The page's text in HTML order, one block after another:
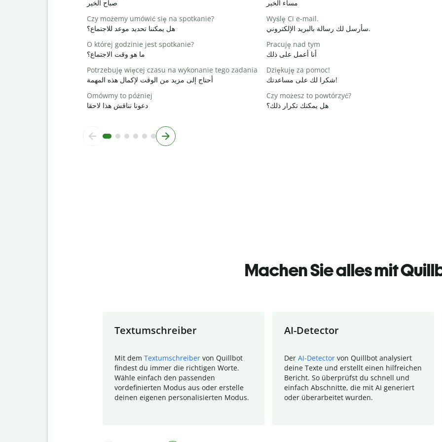
صباح الخير
مساء الخير
Czy możemy umówić się na spotkanie?
هل يمكننا تحديد موعد للاجتماع؟
Wyślę Ci e-mail.
سأرسل لك رسالة بالبريد الإلكتروني.
O której godzinie jest spotkanie?
ما هو وقت الاجتماع؟
Pracuję nad tym
أنا أعمل على ذلك
Potrzebuję więcej czasu na wykonanie tego zadania
أحتاج إلى مزيد من الوقت لإكمال هذه المهمة
Dziękuję za pomoc!
شكرا لك على مساعدتك!
Omówmy to później
دعونا نناقش هذا لاحقا
Czy możesz to powtórzyć?
هل يمكنك تكرار ذلك؟
Machen Sie alles mit
Textumschreiber
Mit dem Textumschreiber von Quillbot
findest du immer die richtigen Worte.
Wähle einfach den passenden
vordefinierten Modus aus oder erstelle
deinen eigenen personalisierten Modus.
AI-Detector
Der AI-Detector von Quillbot analysiert
deine Texte und erstellt einen hilfreichen
Bericht. So überprüfst du schnell und
einfach Abschnitte, die mit AI generiert
oder überarbeitet wurden.